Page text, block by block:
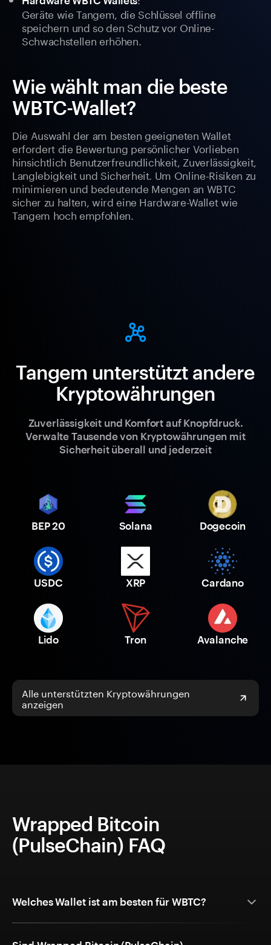
Geräte wie Tangem, die Schlüssel offline
speichern und so den Schutz vor Online-
Schwachstellen erhöhen.
Wie wählt man die beste
WBTC-Wallet?
Die Auswahl der am besten geeigneten Wallet
erfordert die Bewertung persönlicher Vorlieben
hinsichtlich Benutzerfreundlichkeit, Zuverlässigkeit,
Langlebigkeit und Sicherheit. Um Online-Risiken zu
minimieren und bedeutende Mengen an WBTC
sicher zu halten, wird eine Hardware-Wallet wie
Tangem hoch empfohlen.
Tangem unterstützt andere
Kryptowährungen
Zuverlässigkeit und Komfort auf Knopfdruck.
Verwalte Tausende von Kryptowährungen mit
Sicherheit überall und jederzeit
BEP 20 Solana Dogecoin
USDC XRP Cardano
Lido Tron Avalanche
Alle unterstützten Kryptowährungen
anzeigen
Wrapped Bitcoin
(PulseChain) FAQ
Welches Wallet ist am besten für WBTC?